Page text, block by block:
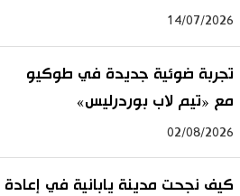
14/07/2026
تجربة ضوئية جديدة في طوكيو
مع «تيم لاب بوردرليس»
02/08/2026
كيف نجحت مدينة يابانية في إعادة